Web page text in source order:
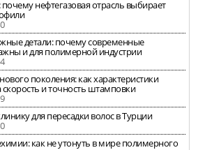
нефтегазовая отрасль выбирает
детали: почему современные
и для полимерной индустрии
поколения: как характеристики
и точность штамповки
для пересадки волос в Турции
как не утонуть в мире полимерного